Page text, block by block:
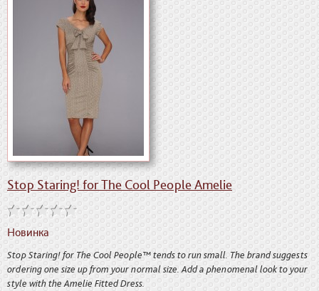
Stop Staring! for The Cool People Amelie
Новинка
Stop Staring! for The Cool People™ tends to run small. The brand suggests
ordering one size up from your normal size. Add a phenomenal look to your
style with the Amelie Fitted Dress.